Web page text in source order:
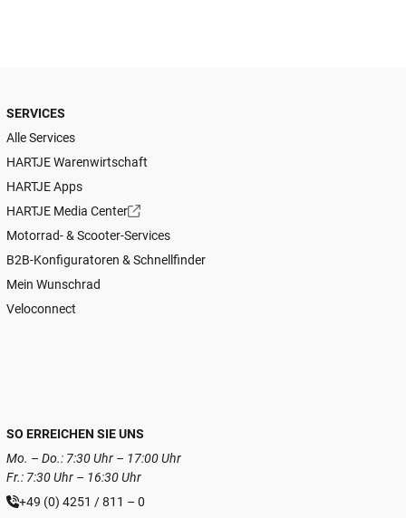
SERVICES
Alle Services
HARTJE Warenwirtschaft
HARTJE Apps
HARTJE Media Center
Motorrad- & Scooter-Services
B2B-Konfiguratoren & Schnellfinder
Mein Wunschrad
Veloconnect
SO ERREICHEN SIE UNS
Mo. – Do.: 7:30 Uhr – 17:00 Uhr
Fr.: 7:30 Uhr – 16:30 Uhr
+49 (0) 4251 / 811 – 0